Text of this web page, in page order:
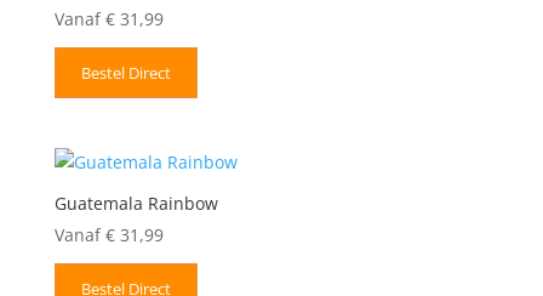
Vanaf €31,99
Bestel Direct
Guatemala Rainbow
Vanaf €31,99
Bestel Direct